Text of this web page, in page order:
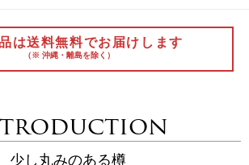
は送料無料でお届けします
（※ 沖縄・離島を除く）
少し丸みのある樽